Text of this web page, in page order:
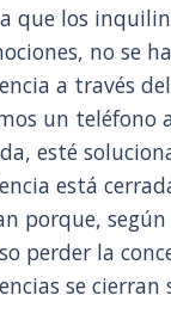
a que los
no se
a través
un teléfono
esté
está
porque,
perder la
se